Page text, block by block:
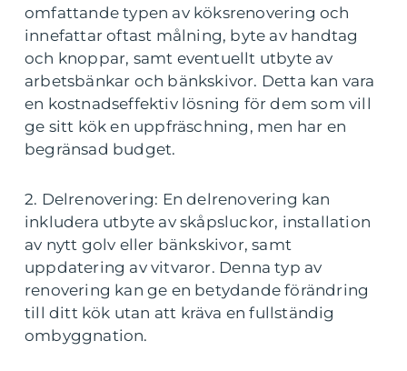
omfattande typen av köksrenovering och
innefattar oftast målning, byte av handtag
och knoppar, samt eventuellt utbyte av
arbetsbänkar och bänkskivor. Detta kan vara
en kostnadseffektiv lösning för dem som vill
ge sitt kök en uppfräschning, men har en
begränsad budget.
2. Delrenovering: En delrenovering kan
inkludera utbyte av skåpsluckor, installation
av nytt golv eller bänkskivor, samt
uppdatering av vitvaror. Denna typ av
renovering kan ge en betydande förändring
till ditt kök utan att kräva en fullständig
ombyggnation.